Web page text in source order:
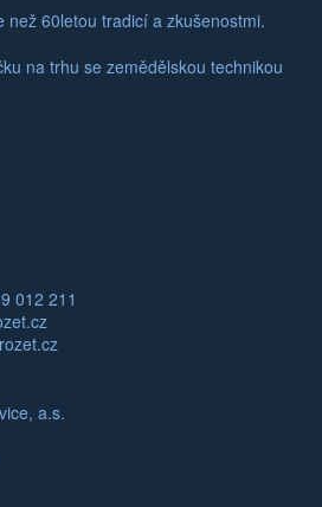
než 60letou tradicí a zkušenostmi.
na trhu se zemědělskou technikou
012 211
a.s.